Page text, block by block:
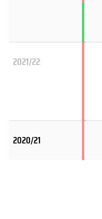
2021/22
2020/21